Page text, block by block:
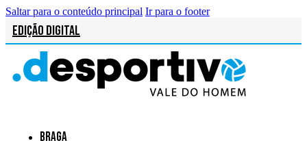
Saltar para o conteúdo principal Ir para o footer
Edição Digital
Braga